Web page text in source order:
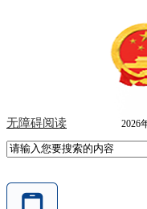
无障碍阅读 2026